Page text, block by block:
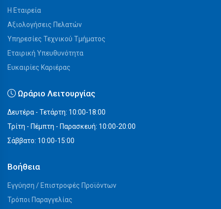
Η Εταιρεία
Αξιολογήσεις Πελατών
Υπηρεσίες Τεχνικού Τμήματος
Εταιρική Υπευθυνότητα
Ευκαιρίες Καριέρας
Ωράριο Λειτουργίας
Δευτέρα - Τετάρτη: 10:00-18:00
Τρίτη - Πέμπτη - Παρασκευή: 10:00-20:00
Σάββατο: 10:00-15:00
Βοήθεια
Εγγύηση / Επιστροφές Προϊόντων
Τρόποι Παραγγελίας